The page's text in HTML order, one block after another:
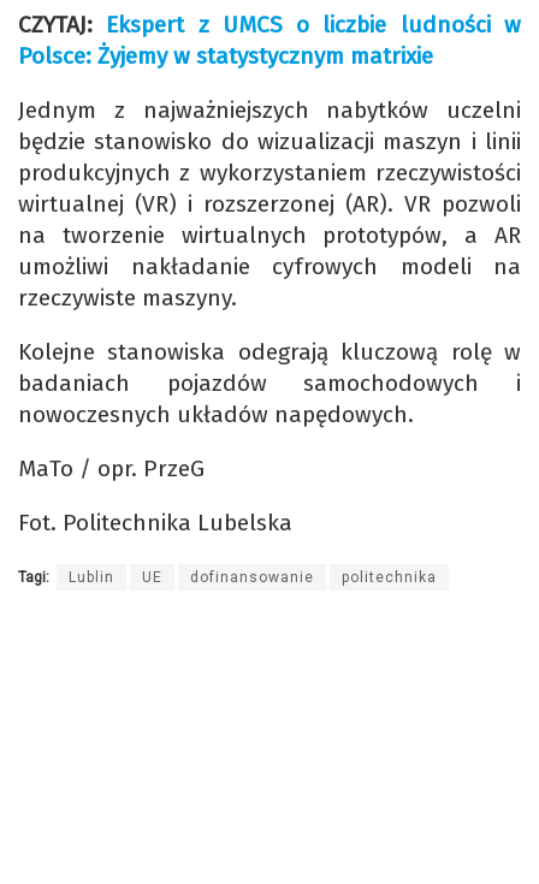
CZYTAJ: Ekspert z UMCS o liczbie ludności w
Polsce: Żyjemy w statystycznym matrixie
Jednym z najważniejszych nabytków uczelni
będzie stanowisko do wizualizacji maszyn i linii
produkcyjnych z wykorzystaniem rzeczywistości
wirtualnej (VR) i rozszerzonej (AR). VR pozwoli
na tworzenie wirtualnych prototypów, a AR
umożliwi nakładanie cyfrowych modeli na
rzeczywiste maszyny.
Kolejne stanowiska odegrają kluczową rolę w
badaniach pojazdów samochodowych i
nowoczesnych układów napędowych.
MaTo / opr. PrzeG
Fot. Politechnika Lubelska
Tagi: Lublin UE dofinansowanie politechnika